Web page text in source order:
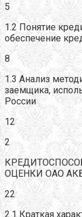
5
1.2 Понятие
обеспечение
8
1.3 Анализ
заемщика,
России
12
2
ОЦЕНКИ ОАО
22
2.1 Краткая